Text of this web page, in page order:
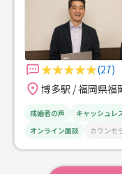
(27)
博多駅 / 福岡県福
成婚者の声
キャッシュレ
オンライン面談
カウンセ